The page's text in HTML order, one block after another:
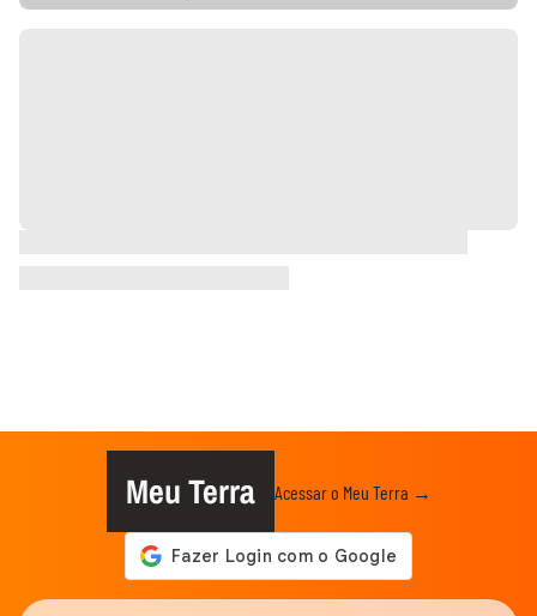
Meu Terra Acessar o Meu Terra →